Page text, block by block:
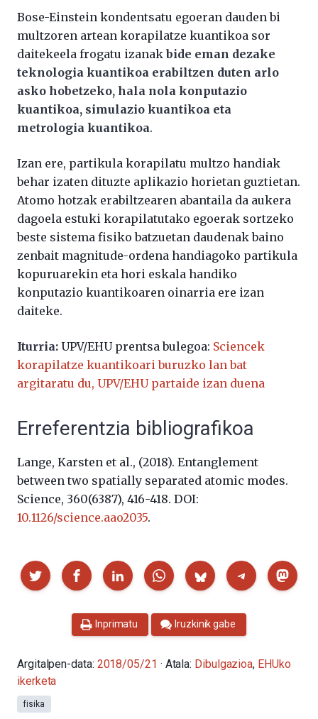
Bose-Einstein kondentsatu egoeran dauden bi
multzoren artean korapilatze kuantikoa sor
daitekeela frogatu izanakbide eman dezake
teknologia kuantikoa erabiltzen duten arlo
asko hobetzeko, hala nola konputazio
kuantikoa, simulazio kuantikoa eta
metrologia kuantikoa.
Izan ere, partikula korapilatu multzo handiak
behar izaten dituzte aplikazio horietan guztietan.
Atomo hotzak erabiltzearen abantaila da aukera
dagoela estuki korapilatutako egoerak sortzeko
beste sistema fisiko batzuetan daudenak baino
zenbait magnitude-ordena handiagoko partikula
kopuruarekin eta hori eskala handiko
konputazio kuantikoaren oinarria ere izan
daiteke.
Iturria: UPV/EHU prentsa bulegoa: Sciencek
korapilatze kuantikoari buruzko lan bat
argitaratu du, UPV/EHU partaide izan duena
Erreferentzia bibliografikoa
Lange, Karsten et al., (2018). Entanglement
between two spatially separated atomic modes.
Science, 360(6387), 416-418. DOI:
10.1126/science.aao2035.
Partekatu
Inprimatu Iruzkinik gabe
Argitalpen-data: 2018/05/21 · Atala: Dibulgazioa, EHUko
ikerketa
fisika